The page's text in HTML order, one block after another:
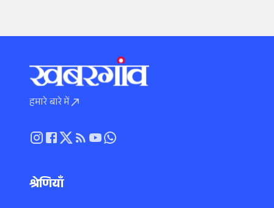
हमारे बारे में
श्रेणियाँ